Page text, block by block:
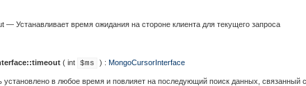
— Устанавливает время ожидания на стороне клиента для текущего запроса
( int $ms ) : MongoCursorInterface
в любое время и повлияет на последующий поиск данных, связанный